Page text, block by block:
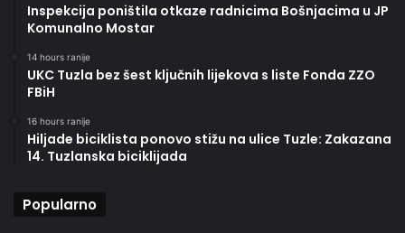
Inspekcija poništila otkaze radnicima Bošnjacima u JP
Komunalno Mostar
14 hours ranije
UKC Tuzla bez šest ključnih lijekova s liste Fonda ZZO
FBiH
16 hours ranije
Hiljade biciklista ponovo stižu na ulice Tuzle: Zakazana
14. Tuzlanska biciklijada
Popularno